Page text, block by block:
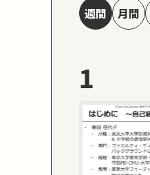
週間 月間
1